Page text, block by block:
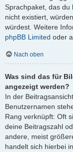
Sprachpaket, das du
nicht existiert,
würdest. Weitere
phpBB Limited oder
Nach oben
Was sind das für
angezeigt werden?
In der
Benutzernamen
Rang verknüpft: Oft
deine Beitragszahl
andere, meist
handelt sich hierbei